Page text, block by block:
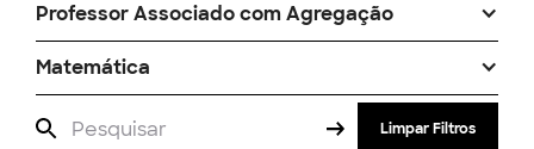
Professor Associado com Agregação
Matemática
Limpar Filtros